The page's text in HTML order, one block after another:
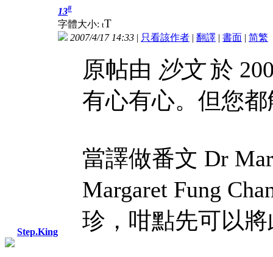
Step.King
13#
字體大小: tT
2007/4/17 14:33 | 只看該作者 | 翻譯 | 書面 | 简繁
原帖由 沙文於
有心有心。但您
當譯做番文 Dr
Margaret Fung
珍，咁點先可以